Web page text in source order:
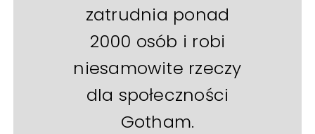
zatrudnia ponad
2000 osób i robi
niesamowite rzeczy
dla społeczności
Gotham.